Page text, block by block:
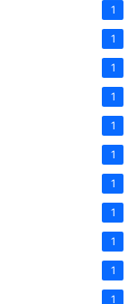
1
1
1
1
1
1
1
1
1
1
1